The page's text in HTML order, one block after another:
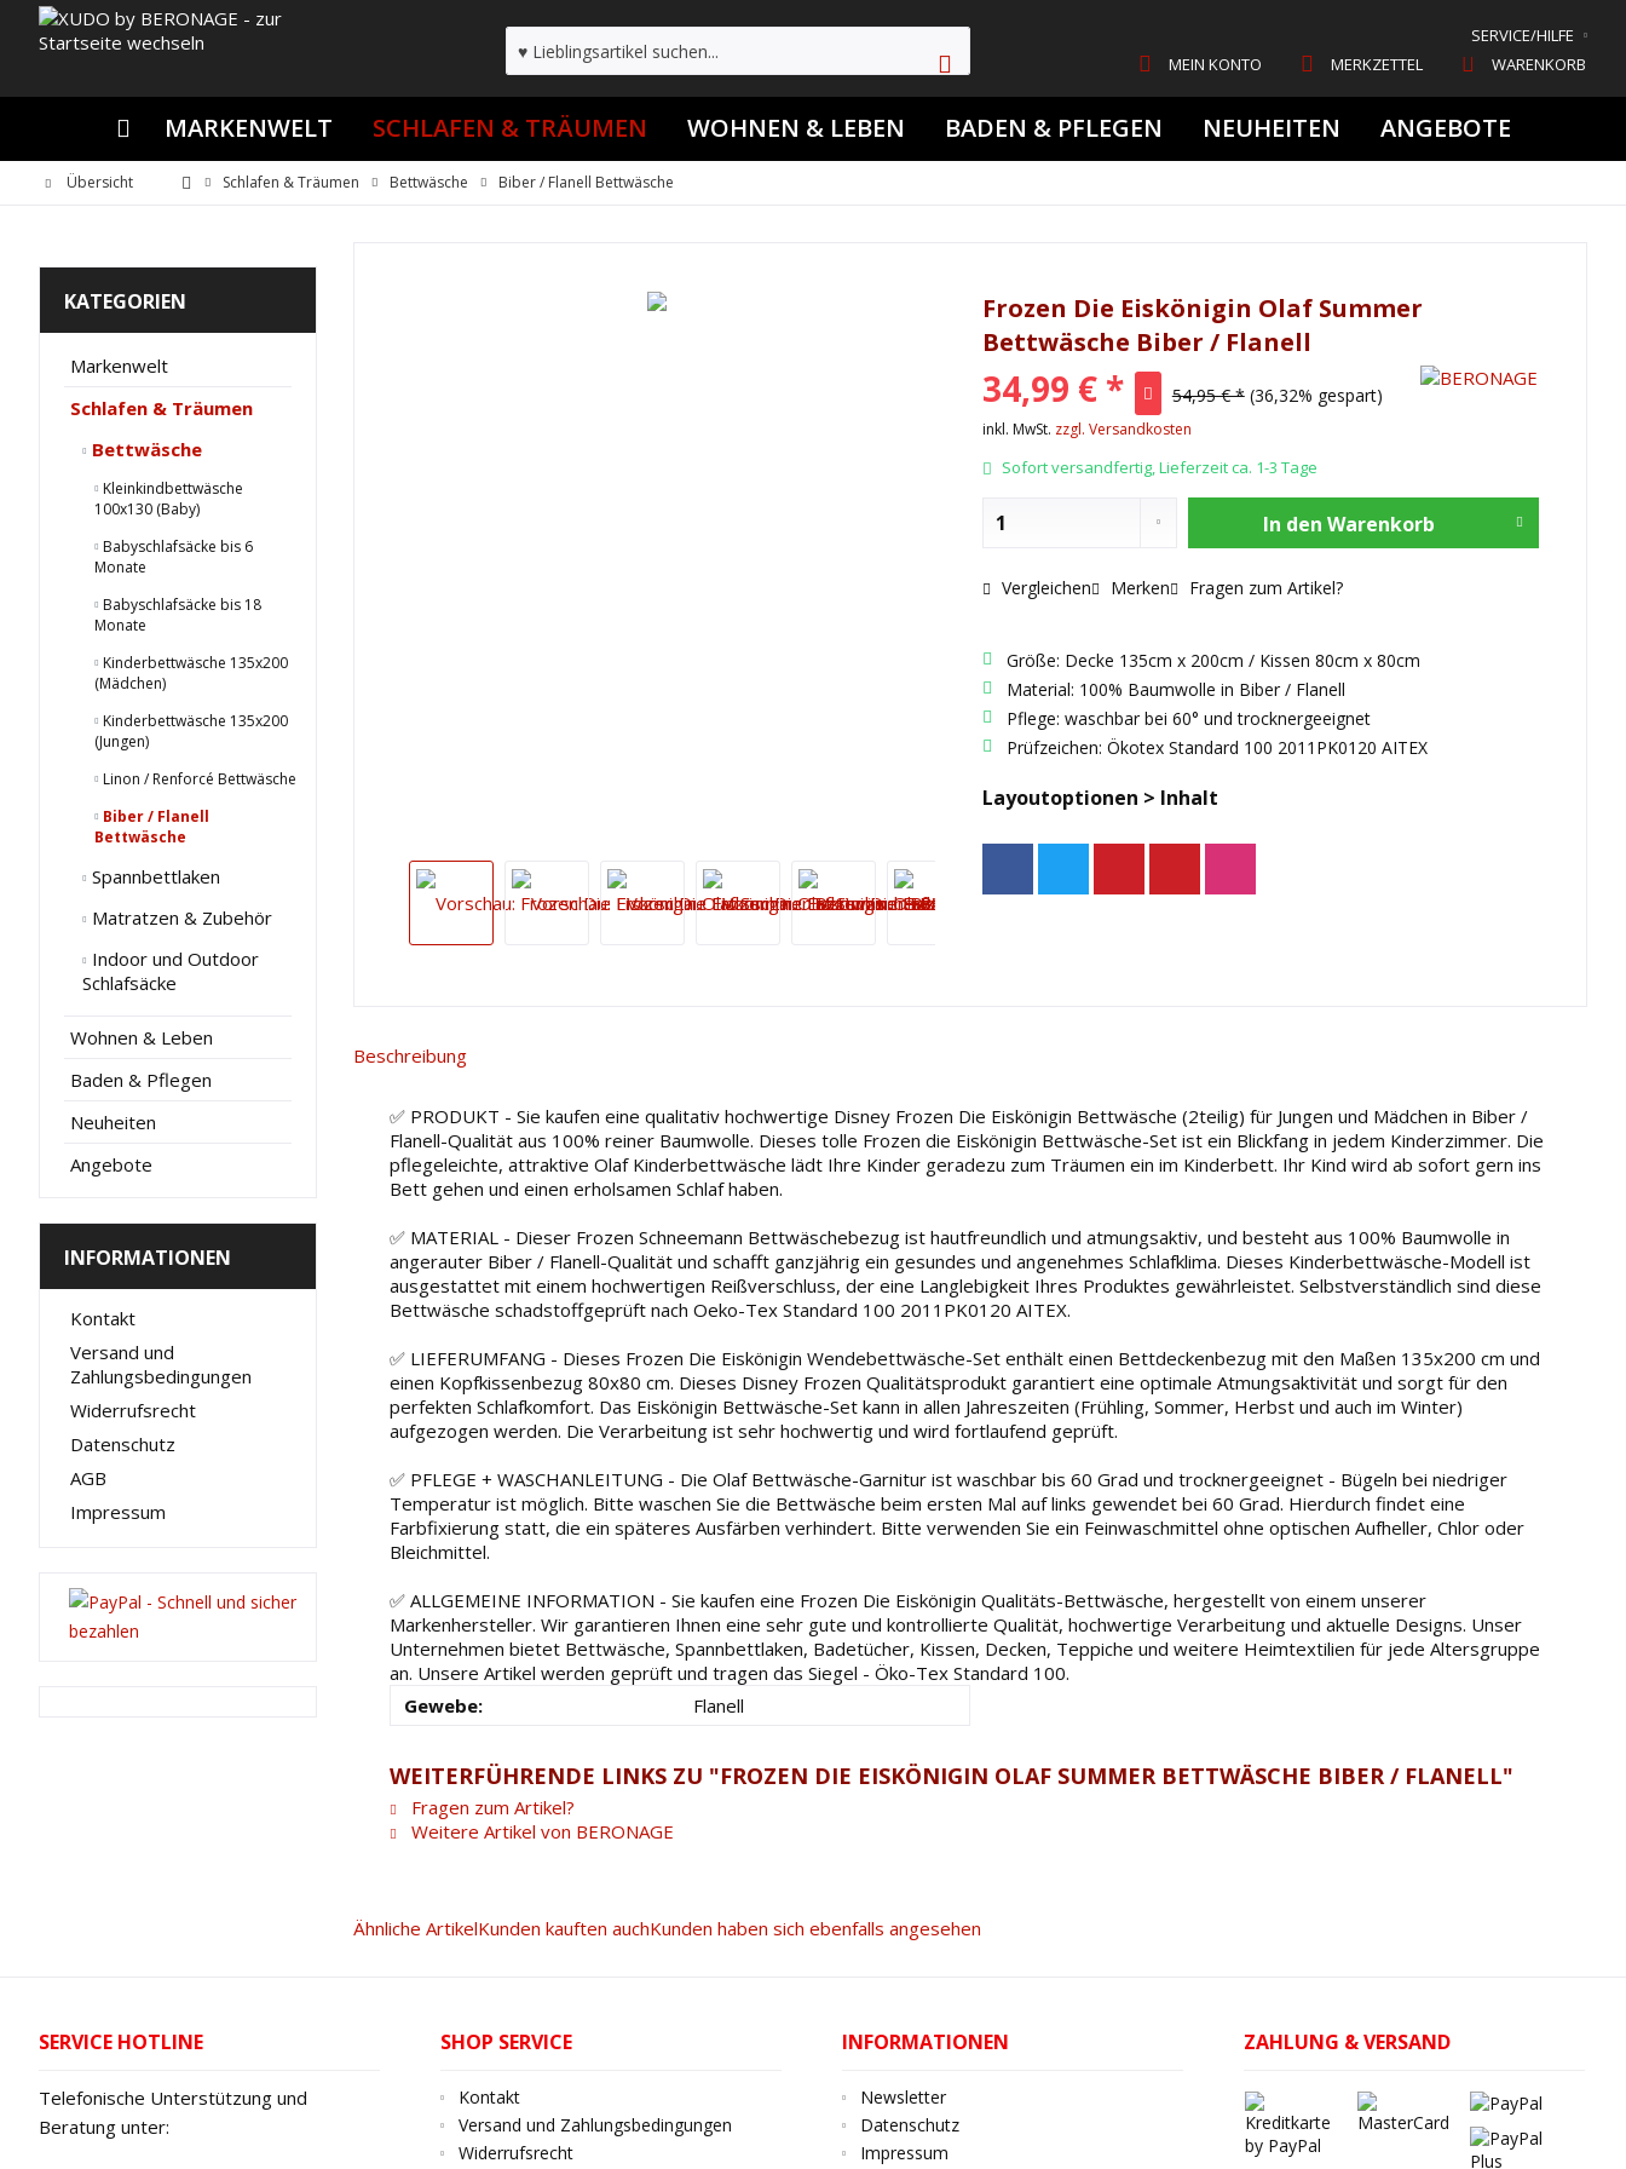
SERVICE/HILFE
WARENKORB
MERKZETTEL
MEIN KONTO
MARKENWELT SCHLAFEN & TRÄUMEN WOHNEN & LEBEN BADEN & PFLEGEN NEUHEITEN ANGEBOTE
Übersicht Schlafen & Träumen Bettwäsche Biber / Flanell Bettwäsche
KATEGORIEN
Markenwelt
Schlafen & Träumen
Bettwäsche
Kleinkindbettwäsche
100x130 (Baby)
Babyschlafsäcke bis 6
Monate
Babyschlafsäcke bis 18
Monate
Kinderbettwäsche 135x200
(Mädchen)
Kinderbettwäsche 135x200
(Jungen)
Linon / Renforcé Bettwäsche
Biber / Flanell
Bettwäsche
Spannbettlaken
Matratzen & Zubehör
Indoor und Outdoor
Schlafsäcke
Wohnen & Leben
Baden & Pflegen
Neuheiten
Angebote
INFORMATIONEN
Kontakt
Versand und
Zahlungsbedingungen
Widerrufsrecht
Datenschutz
AGB
Impressum
Frozen Die Eiskönigin Olaf Summer
Bettwäsche Biber / Flanell
34,99 € * 54,95 € * (36,32% gespart)
inkl. MwSt. zzgl. Versandkosten
Sofort versandfertig, Lieferzeit ca. 1-3 Tage
In den Warenkorb
Vergleichen Merken Fragen zum Artikel?
Größe: Decke 135cm x 200cm / Kissen 80cm x 80cm
Material: 100% Baumwolle in Biber / Flanell
Pflege: waschbar bei 60° und trocknergeeignet
Prüfzeichen: Ökotex Standard 100 2011PK0120 AITEX
Layoutoptionen > Inhalt
Beschreibung
✅ PRODUKT - Sie kaufen eine qualitativ hochwertige Disney Frozen Die Eiskönigin Bettwäsche (2teilig) für Jungen und Mädchen in Biber /
Flanell-Qualität aus 100% reiner Baumwolle. Dieses tolle Frozen die Eiskönigin Bettwäsche-Set ist ein Blickfang in jedem Kinderzimmer. Die
pflegeleichte, attraktive Olaf Kinderbettwäsche lädt Ihre Kinder geradezu zum Träumen ein im Kinderbett. Ihr Kind wird ab sofort gern ins
Bett gehen und einen erholsamen Schlaf haben.
✅ MATERIAL - Dieser Frozen Schneemann Bettwäschebezug ist hautfreundlich und atmungsaktiv, und besteht aus 100% Baumwolle in
angerauter Biber / Flanell-Qualität und schafft ganzjährig ein gesundes und angenehmes Schlafklima. Dieses Kinderbettwäsche-Modell ist
ausgestattet mit einem hochwertigen Reißverschluss, der eine Langlebigkeit Ihres Produktes gewährleistet. Selbstverständlich sind diese
Bettwäsche schadstoffgeprüft nach Oeko-Tex Standard 100 2011PK0120 AITEX.
✅ LIEFERUMFANG - Dieses Frozen Die Eiskönigin Wendebettwäsche-Set enthält einen Bettdeckenbezug mit den Maßen 135x200 cm und
einen Kopfkissenbezug 80x80 cm. Dieses Disney Frozen Qualitätsprodukt garantiert eine optimale Atmungsaktivität und sorgt für den
perfekten Schlafkomfort. Das Eiskönigin Bettwäsche-Set kann in allen Jahreszeiten (Frühling, Sommer, Herbst und auch im Winter)
aufgezogen werden. Die Verarbeitung ist sehr hochwertig und wird fortlaufend geprüft.
✅ PFLEGE + WASCHANLEITUNG - Die Olaf Bettwäsche-Garnitur ist waschbar bis 60 Grad und trocknergeeignet - Bügeln bei niedriger
Temperatur ist möglich. Bitte waschen Sie die Bettwäsche beim ersten Mal auf links gewendet bei 60 Grad. Hierdurch findet eine
Farbfixierung statt, die ein späteres Ausfärben verhindert. Bitte verwenden Sie ein Feinwaschmittel ohne optischen Aufheller, Chlor oder
Bleichmittel.
✅ ALLGEMEINE INFORMATION - Sie kaufen eine Frozen Die Eiskönigin Qualitäts-Bettwäsche, hergestellt von einem unserer
Markenhersteller. Wir garantieren Ihnen eine sehr gute und kontrollierte Qualität, hochwertige Verarbeitung und aktuelle Designs. Unser
Unternehmen bietet Bettwäsche, Spannbettlaken, Badetücher, Kissen, Decken, Teppiche und weitere Heimtextilien für jede Altersgruppe
an. Unsere Artikel werden geprüft und tragen das Siegel - Öko-Tex Standard 100.
Gewebe:
Flanell
WEITERFÜHRENDE LINKS ZU "FROZEN DIE EISKÖNIGIN OLAF SUMMER BETTWÄSCHE BIBER / FLANELL"
Fragen zum Artikel?
Weitere Artikel von BERONAGE
Ähnliche ArtikelKunden kauften auchKunden haben sich ebenfalls angesehen
SERVICE HOTLINE
Telefonische Unterstützung und
Beratung unter:
SHOP SERVICE
Kontakt
Versand und Zahlungsbedingungen
Widerrufsrecht
INFORMATIONEN
Newsletter
Datenschutz
Impressum
ZAHLUNG & VERSAND